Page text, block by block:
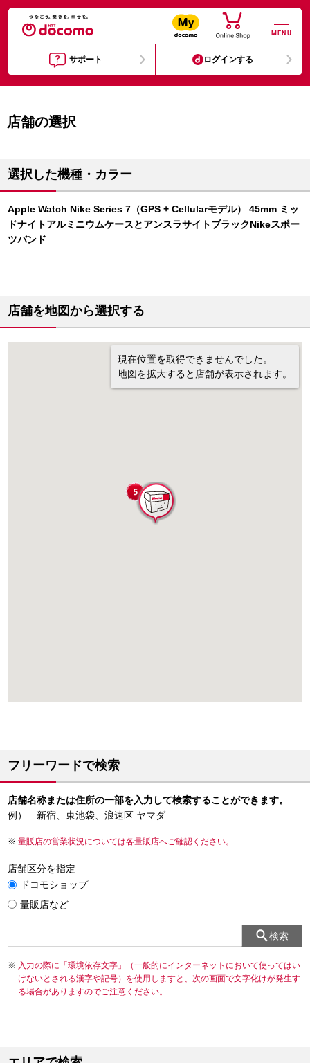
MENU
サポート ログインする
店舗の選択
選択した機種・カラー
Apple Watch Nike Series 7（GPS + Cellularモデル） 45mm ミッ
ドナイトアルミニウムケースとアンスラサイトブラックNikeスポー
ツバンド
店舗を地図から選択する
現在位置を取得できませんでした。
地図を拡大すると店舗が表示されます。
フリーワードで検索
店舗名称または住所の一部を入力して検索することができます。
例） 新宿、東池袋、浪速区 ヤマダ
量販店の営業状況については各量販店へご確認ください。
店舗区分を指定
ドコモショップ
量販店など
検索
入力の際に「環境依存文字」（一般的にインターネットにおいて使ってはい
けないとされる漢字や記号）を使用しますと、次の画面で文字化けが発生す
る場合がありますのでご注意ください。